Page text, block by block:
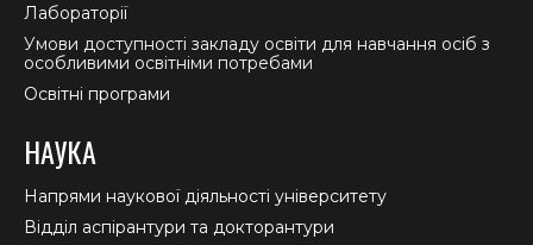
Лабораторії
Умови доступності закладу освіти для навчання осіб з
особливими освітніми потребами
Освітні програми
НАУКА
Напрями наукової діяльності університету
Відділ аспірантури та докторантури